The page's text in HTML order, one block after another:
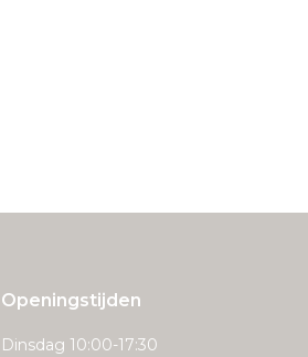
Openingstijden
Dinsdag 10:00-17:30